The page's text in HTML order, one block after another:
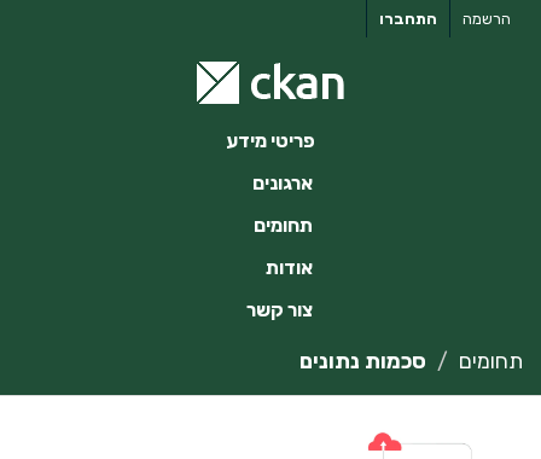
התחברו הרשמה
פריטי מידע
ארגונים
תחומים
אודות
צור קשר
תחומים סכמות נתונים